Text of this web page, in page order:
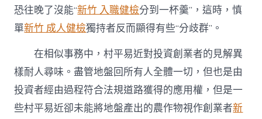
恐往晚了沒能“新竹 入職健檢分到一杯羹”，這時，慎
單新竹 成人健檢獨持者反而顯得有些“分歧群”。
在相似事務中，村平易近對投資創業者的見解異
樣耐人尋味。盡管地盤回所有人全體一切，但也是由
投資者經由過程符合法規道路獲得的應用權，但是一
些村平易近卻未能將地盤產出的農作物視作創業者新